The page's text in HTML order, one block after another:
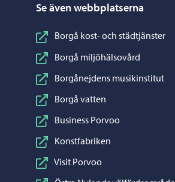
Se även webbplatserna
Borgå kost- och städtjänster
Borgå miljöhälsovård
Borgånejdens musikinstitut
Borgå vatten
Business Porvoo
Konstfabriken
Visit Porvoo